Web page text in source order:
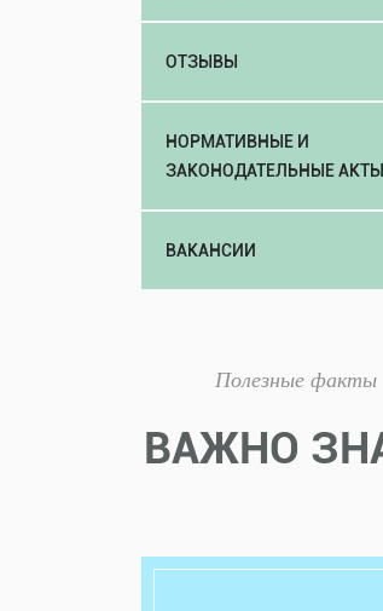
ОТЗЫВЫ
НОРМАТИВНЫЕ И
ЗАКОНОДАТЕЛЬНЫЕ АКТЫ
ВАКАНСИИ
Полезные факты
ВАЖНО